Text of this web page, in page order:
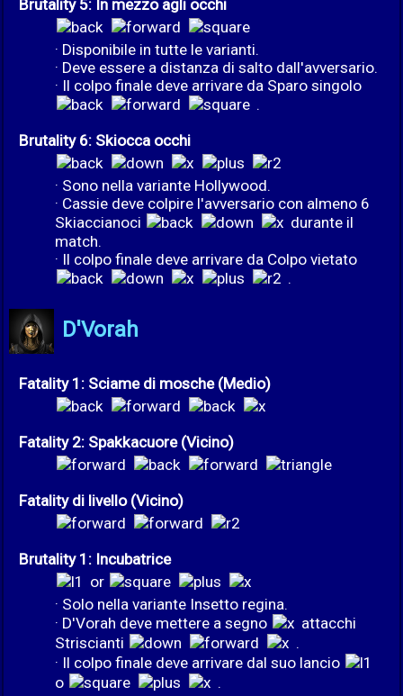
Brutality 5: In mezzo agli occhi
· Disponibile in tutte le varianti.
· Deve essere a distanza di salto dall'avversario.
· Il colpo finale deve arrivare da Sparo singolo
.
Brutality 6: Skiocca occhi
· Sono nella variante Hollywood.
· Cassie deve colpire l'avversario con almeno 6
Skiaccianoci
durante il
match.
· Il colpo finale deve arrivare da Colpo vietato
.
D'Vorah
Fatality 1: Sciame di mosche (Medio)
Fatality 2: Spakkacuore (Vicino)
Fatality di livello (Vicino)
Brutality 1: Incubatrice
or
· Solo nella variante Insetto regina.
· D'Vorah deve mettere a segno
attacchi
Striscianti
.
· Il colpo finale deve arrivare dal suo lancio
o
.